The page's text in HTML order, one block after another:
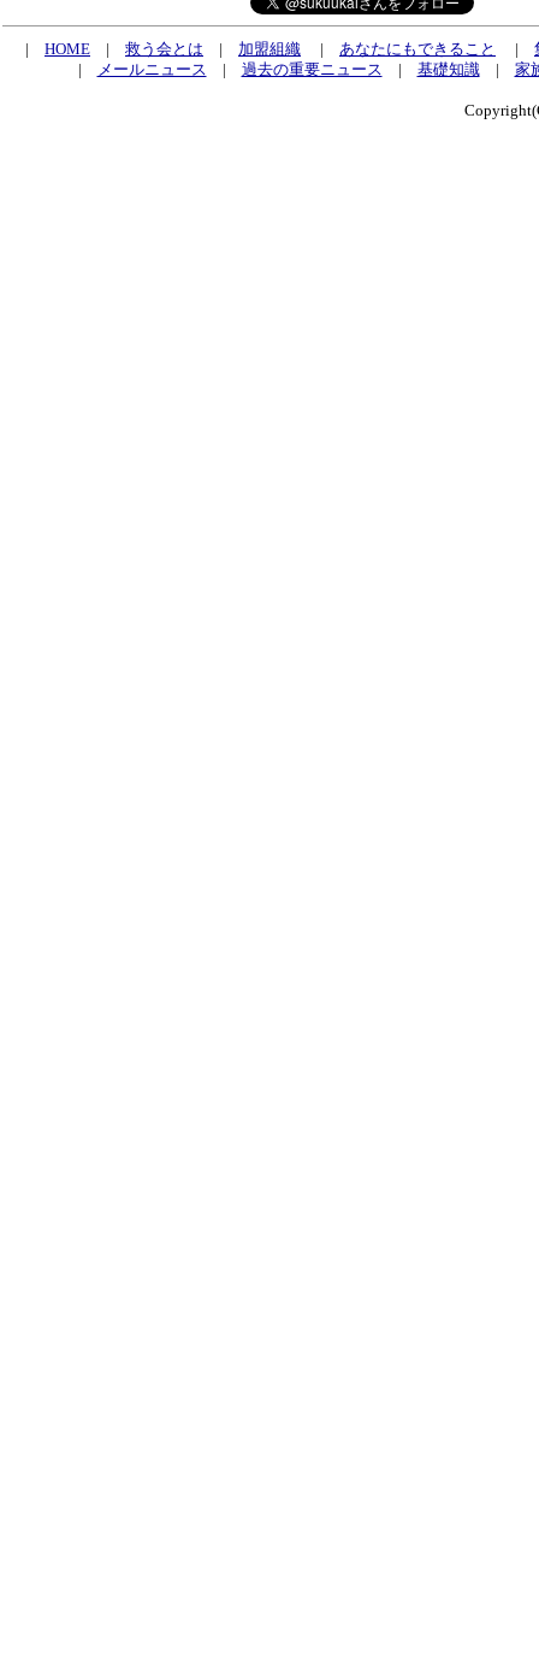
| HOME | 救う会とは | 加盟組織 | あなたにもできること |
|
メールニュース | 過去の重要ニュース | 基礎知識| 家